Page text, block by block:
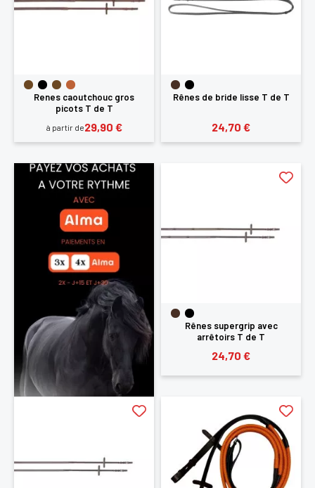
Renes caoutchouc gros
picots T de T
à partir de29,90 €
Rênes de bride lisse T de T
24,70 €
Rênes supergrip avec
arrêtoirs T de T
24,70 €